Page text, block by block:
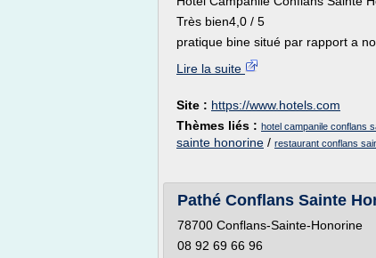
Très bien4,0 / 5
pratique bine situé par rapport a
Lire la suite
Site : https://www.hotels.com
Thèmes liés : hotel campanile conflans
sainte honorine / restaurant conflans
Pathé Conflans Sainte
78700 Conflans-Sainte-Honorine
08 92 69 66 96